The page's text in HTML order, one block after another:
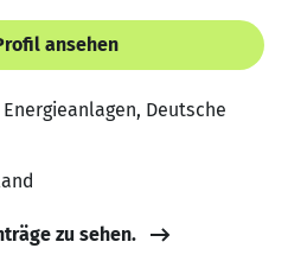
ansehen
Deutsche
zu sehen.